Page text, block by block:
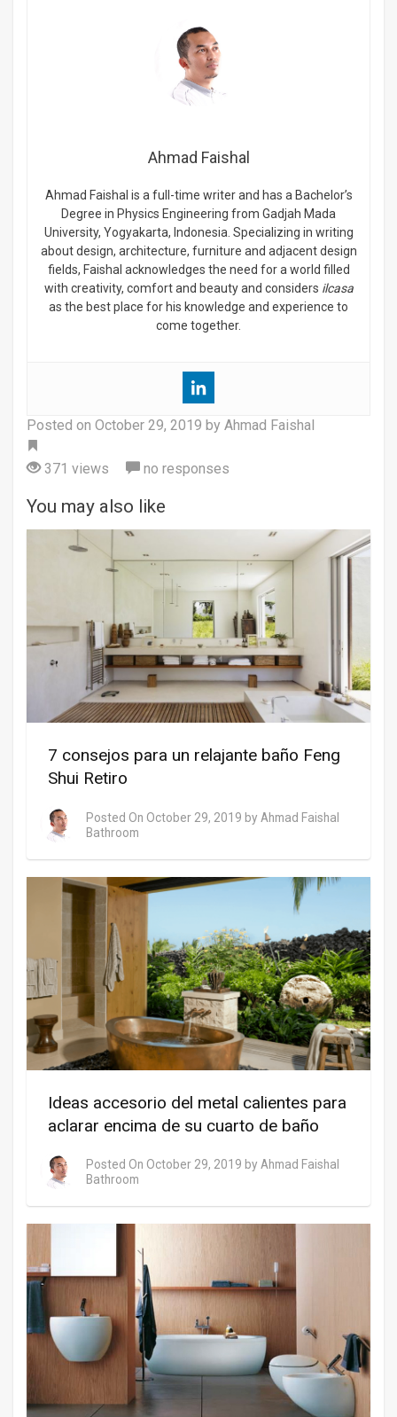
Ahmad Faishal
Ahmad Faishal is a full-time writer and has a Bachelor’s
Degree in Physics Engineering from Gadjah Mada
University, Yogyakarta, Indonesia. Specializing in writing
about design, architecture, furniture and adjacent design
fields, Faishal acknowledges the need for a world filled
with creativity, comfort and beauty and considers ilcasa
as the best place for his knowledge and experience to
come together.
Posted on October 29, 2019 by Ahmad Faishal
371 views
no responses
You may also like
7 consejos para un relajante baño Feng
Shui Retiro
Posted On October 29, 2019 by Ahmad Faishal
Bathroom
Ideas accesorio del metal calientes para
aclarar encima de su cuarto de baño
Posted On October 29, 2019 by Ahmad Faishal
Bathroom